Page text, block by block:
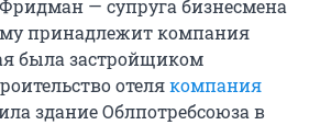
— супруга бизнесмена
принадлежит компания
была застройщиком
отелякомпания
здание Облпотребсоюза в